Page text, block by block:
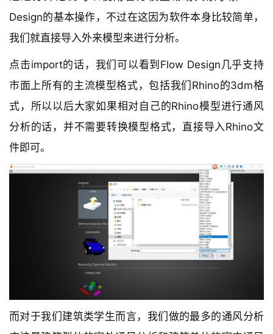
Design的基本操作，不过在这因为软件本身比较简单，
我们就直接导入外来模型来进行分析。
点击import的话，我们可以看到Flow Design几乎支持
市面上所有的主流模型格式，包括我们Rhino的3dm格
式，所以以后大家如果相对自己的Rhino模型进行通风
分析的话，并不需要转换模型格式，直接导入Rhino文
件即可。
而对于我们建筑类学生而言，我们做的最多的通风分析